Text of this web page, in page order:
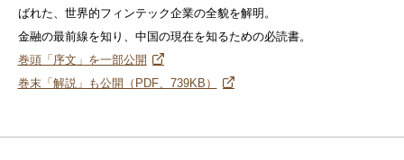
ばれた、世界的フィンテック企業の全貌を解明。
金融の最前線を知り、中国の現在を知るための必読書。
巻頭「序文」を一部公開
巻末「解説」も公開（PDF、739KB）